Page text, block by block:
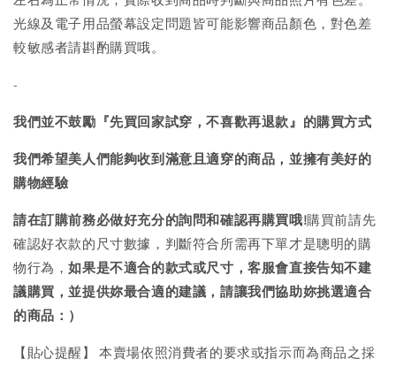
光線及電子用品螢幕設定問題皆可能影響商品顏色，對色差
較敏感者請斟酌購買哦。
-
我們並不鼓勵『先買回家試穿，不喜歡再退款』的購買方式
我們希望美人們能夠收到滿意且適穿的商品，並擁有美好的
購物經驗
請在訂購前務必做好充分的詢問和確認再購買哦!購買前請先
確認好衣款的尺寸數據，判斷符合所需再下單才是聰明的購
物行為，如果是不適合的款式或尺寸，客服會直接告知不建
議購買，並提供妳最合適的建議，請讓我們協助妳挑選適合
的商品：）
【貼心提醒】 本賣場依照消費者的要求或指示而為商品之採